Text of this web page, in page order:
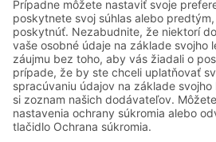
Kontaktný formulár
Zdieľať
ABIT OF